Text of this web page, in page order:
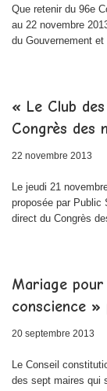
Que retenir du 96e
au 22 novembre
du Gouvernement
« Le Club
Congrès des
22 novembre 2013
Le jeudi 21
proposée par Public
direct du Congrès
Mariage
conscience »
20 septembre 2013
Le Conseil
des sept maires qui